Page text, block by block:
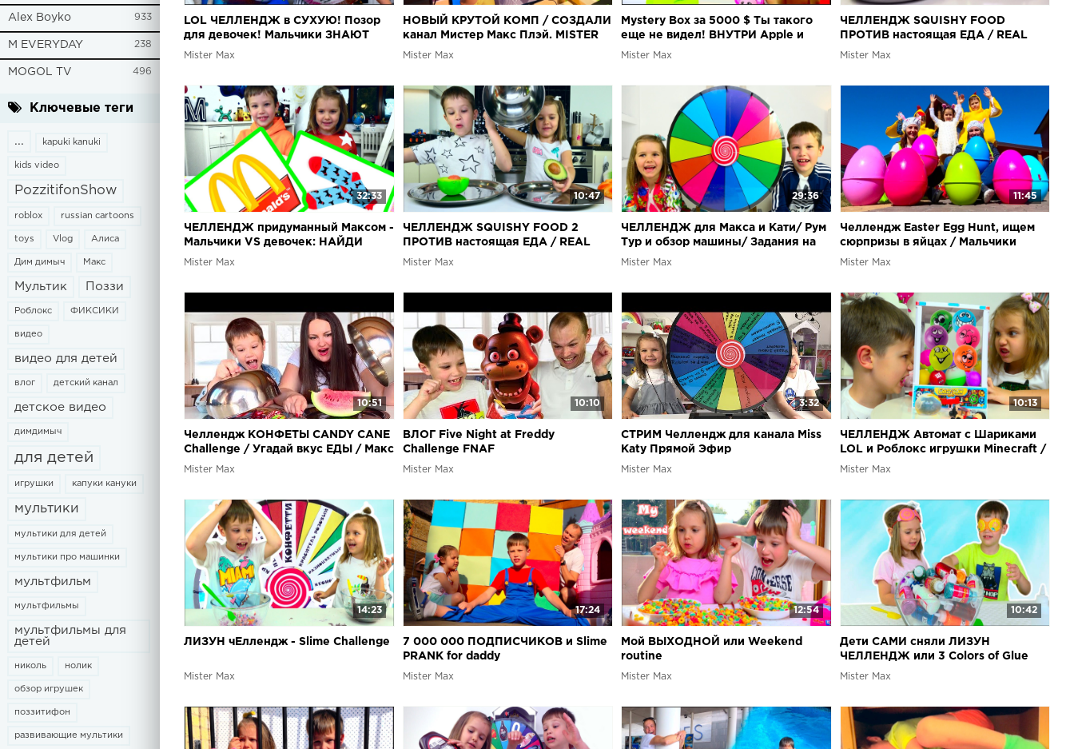
Alex Boyko 933
M EVERYDAY 238
MOGOL TV 496
Ключевые теги
... kapuki kanuki
kids video
PozzitifonShow
roblox russian cartoons
toys Vlog Алиса
Дим димыч Макс
Мультик Поззи
Роблокс ФИКСИКИ
видео
видео для детей
влог детский канал
детское видео
димдимыч
для детей
игрушки капуки кануки
мультики
мультики для детей
мультики про машинки
мультфильм
мультфильмы
мультфильмы для
детей
николь нолик
обзор игрушек
поззитифон
развивающие мультики
LOL ЧЕЛЛЕНДЖ в СУХУЮ! Позор
для девочек! Мальчики ЗНАЮТ
толк в куклах /Куклы ЛОЛ/ L.O.L
Mister Max
НОВЫЙ КРУТОЙ КОМП / СОЗДАЛИ
канал Мистер Макс Плэй. MISTER
MAX PLAY/ Золотая кнопка
Mister Max
Mystery Box за 5000 $ Ты такого
еще не видел! ВНУТРИ Apple и
Kawasaki, SUPREME и VANS -
Mister Max
ЧЕЛЛЕНДЖ SQUISHY FOOD
ПРОТИВ настоящая ЕДА / REAL
FOOD vs squishy toys CHALLENGE!
Mister Max
32:33
ЧЕЛЛЕНДЖ придуманный Максом -
Мальчики VS девочек: НАЙДИ
ПАРУ / ШПИОНСКИЕ вещи /
Mister Max
10:47
ЧЕЛЛЕНДЖ SQUISHY FOOD 2
ПРОТИВ настоящая ЕДА / REAL
FOOD vs squishy toys CHALLENGE!
Mister Max
29:36
ЧЕЛЛЕНДЖ для Макса и Кати/ Рум
Тур и обзор машины/ Задания на
украинском языке / Challenge
Mister Max
11:45
Челлендж Easter Egg Hunt, ищем
сюрпризы в яйцах / Мальчики
против девочек
Mister Max
10:51
Челлендж КОНФЕТЫ CANDY CANE
Challenge / Угадай вкус ЕДЫ / Макс
против Люды CANDY VS REAL
Mister Max
10:10
ВЛОГ Five Night at Freddy
Challenge FNAF
Mister Max
3:32
СТРИМ Челлендж для канала Miss
Katy Прямой Эфир
Mister Max
10:13
ЧЕЛЛЕНДЖ Автомат с Шариками
LOL и Роблокс игрушки Minecraft /
Toys Dispenser Challenge
Mister Max
14:23
ЛИЗУН чЕллендж - Slime Challenge
Mister Max
17:24
7 000 000 ПОДПИСЧИКОВ и Slime
PRANK for daddy
Mister Max
12:54
Мой ВЫХОДНОЙ или Weekend
routine
Mister Max
10:42
Дети САМИ сняли ЛИЗУН
ЧЕЛЛЕНДЖ или 3 Colors of Glue
SLIME CHALLENGE
Mister Max